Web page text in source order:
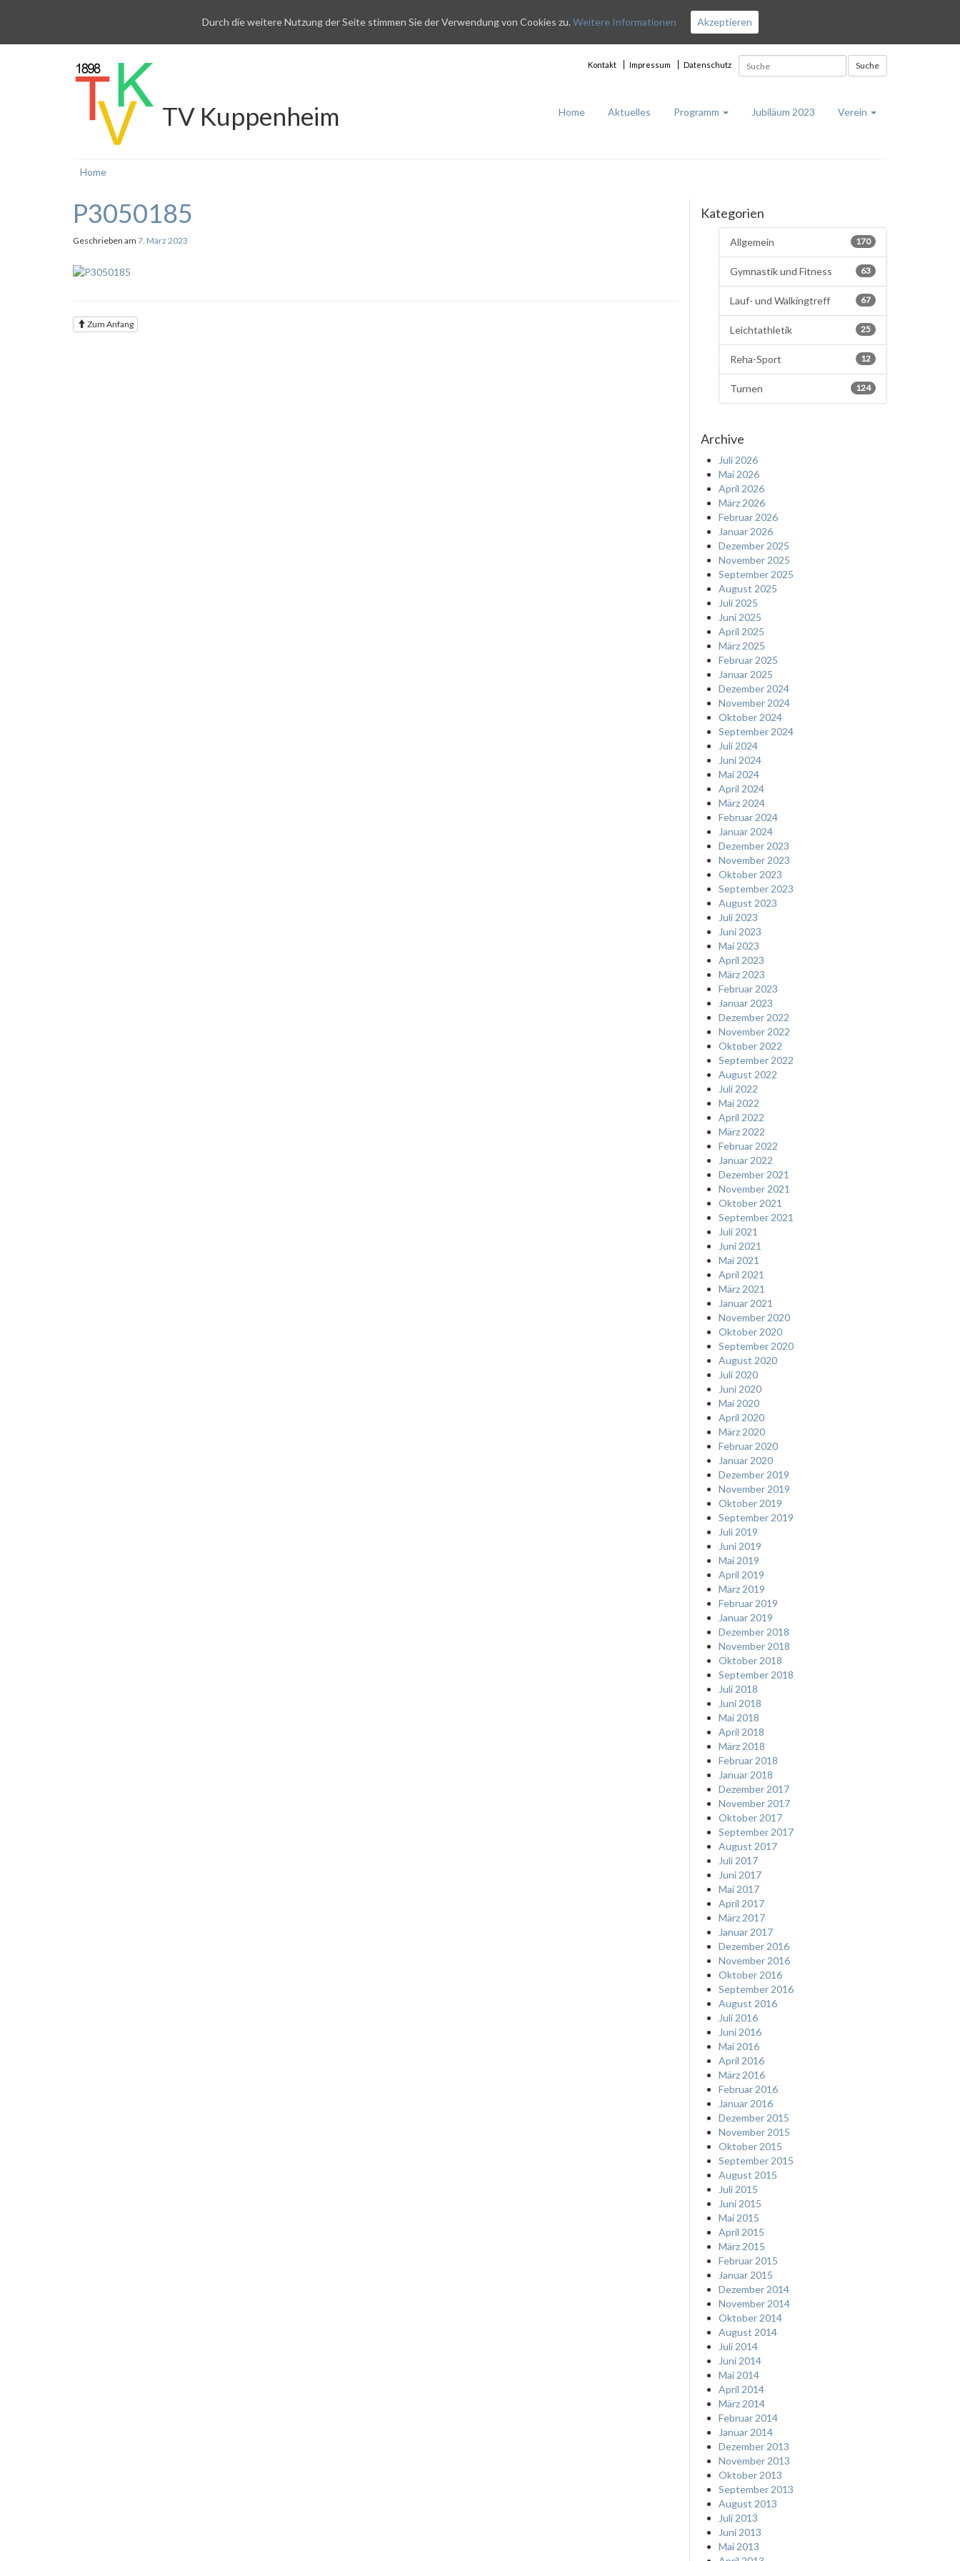
Suche
Kontakt Impressum Datenschutz
TV Kuppenheim Home Aktuelles Programm Jubiläum 2023 Verein
Home
P3050185
Geschrieben am 7. März 2023
Zum Anfang
Kategorien
170
Allgemein
63
Gymnastik und Fitness
67
Lauf- und Walkingtreff
25
Leichtathletik
12
Reha-Sport
124
Turnen
Archive
Juli 2026
Mai 2026
April 2026
März 2026
Februar 2026
Januar 2026
Dezember 2025
November 2025
September 2025
August 2025
Juli 2025
Juni 2025
April 2025
März 2025
Februar 2025
Januar 2025
Dezember 2024
November 2024
Oktober 2024
September 2024
Juli 2024
Juni 2024
Mai 2024
April 2024
März 2024
Februar 2024
Januar 2024
Dezember 2023
November 2023
Oktober 2023
September 2023
August 2023
Juli 2023
Juni 2023
Mai 2023
April 2023
März 2023
Februar 2023
Januar 2023
Dezember 2022
November 2022
Oktober 2022
September 2022
August 2022
Juli 2022
Mai 2022
April 2022
März 2022
Februar 2022
Januar 2022
Dezember 2021
November 2021
Oktober 2021
September 2021
Juli 2021
Juni 2021
Mai 2021
April 2021
März 2021
Januar 2021
November 2020
Oktober 2020
September 2020
August 2020
Juli 2020
Juni 2020
Mai 2020
April 2020
März 2020
Februar 2020
Januar 2020
Dezember 2019
November 2019
Oktober 2019
September 2019
Juli 2019
Juni 2019
Mai 2019
April 2019
März 2019
Februar 2019
Januar 2019
Dezember 2018
November 2018
Oktober 2018
September 2018
Juli 2018
Juni 2018
Mai 2018
April 2018
März 2018
Februar 2018
Januar 2018
Dezember 2017
November 2017
Oktober 2017
September 2017
August 2017
Juli 2017
Juni 2017
Mai 2017
April 2017
März 2017
Januar 2017
Dezember 2016
November 2016
Oktober 2016
September 2016
August 2016
Juli 2016
Juni 2016
Mai 2016
April 2016
März 2016
Februar 2016
Januar 2016
Dezember 2015
November 2015
Oktober 2015
September 2015
August 2015
Juli 2015
Juni 2015
Mai 2015
April 2015
März 2015
Februar 2015
Januar 2015
Dezember 2014
November 2014
Oktober 2014
August 2014
Juli 2014
Juni 2014
Mai 2014
April 2014
März 2014
Februar 2014
Januar 2014
Dezember 2013
November 2013
Oktober 2013
September 2013
August 2013
Juli 2013
Juni 2013
Mai 2013
Durch die weitere Nutzung der Seite stimmen Sie der Verwendung von Cookies zu. Weitere Informationen Akzeptieren